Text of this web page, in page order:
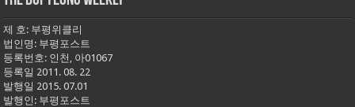
제 호: 부평위클리
법인명: 부평포스트
등록번호: 인천, 아01067
등록일 2011. 08. 22
발행일 2015. 07.01
발행인: 부평포스트